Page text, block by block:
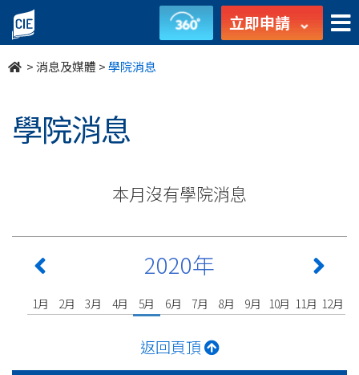
undefined 立即申請
>消息及媒體 >學院消息
學院消息
本月沒有學院消息
2020年
1月 2月 3月 4月 5月 6月 7月 8月 9月 10月 11月 12月
返回頁頂